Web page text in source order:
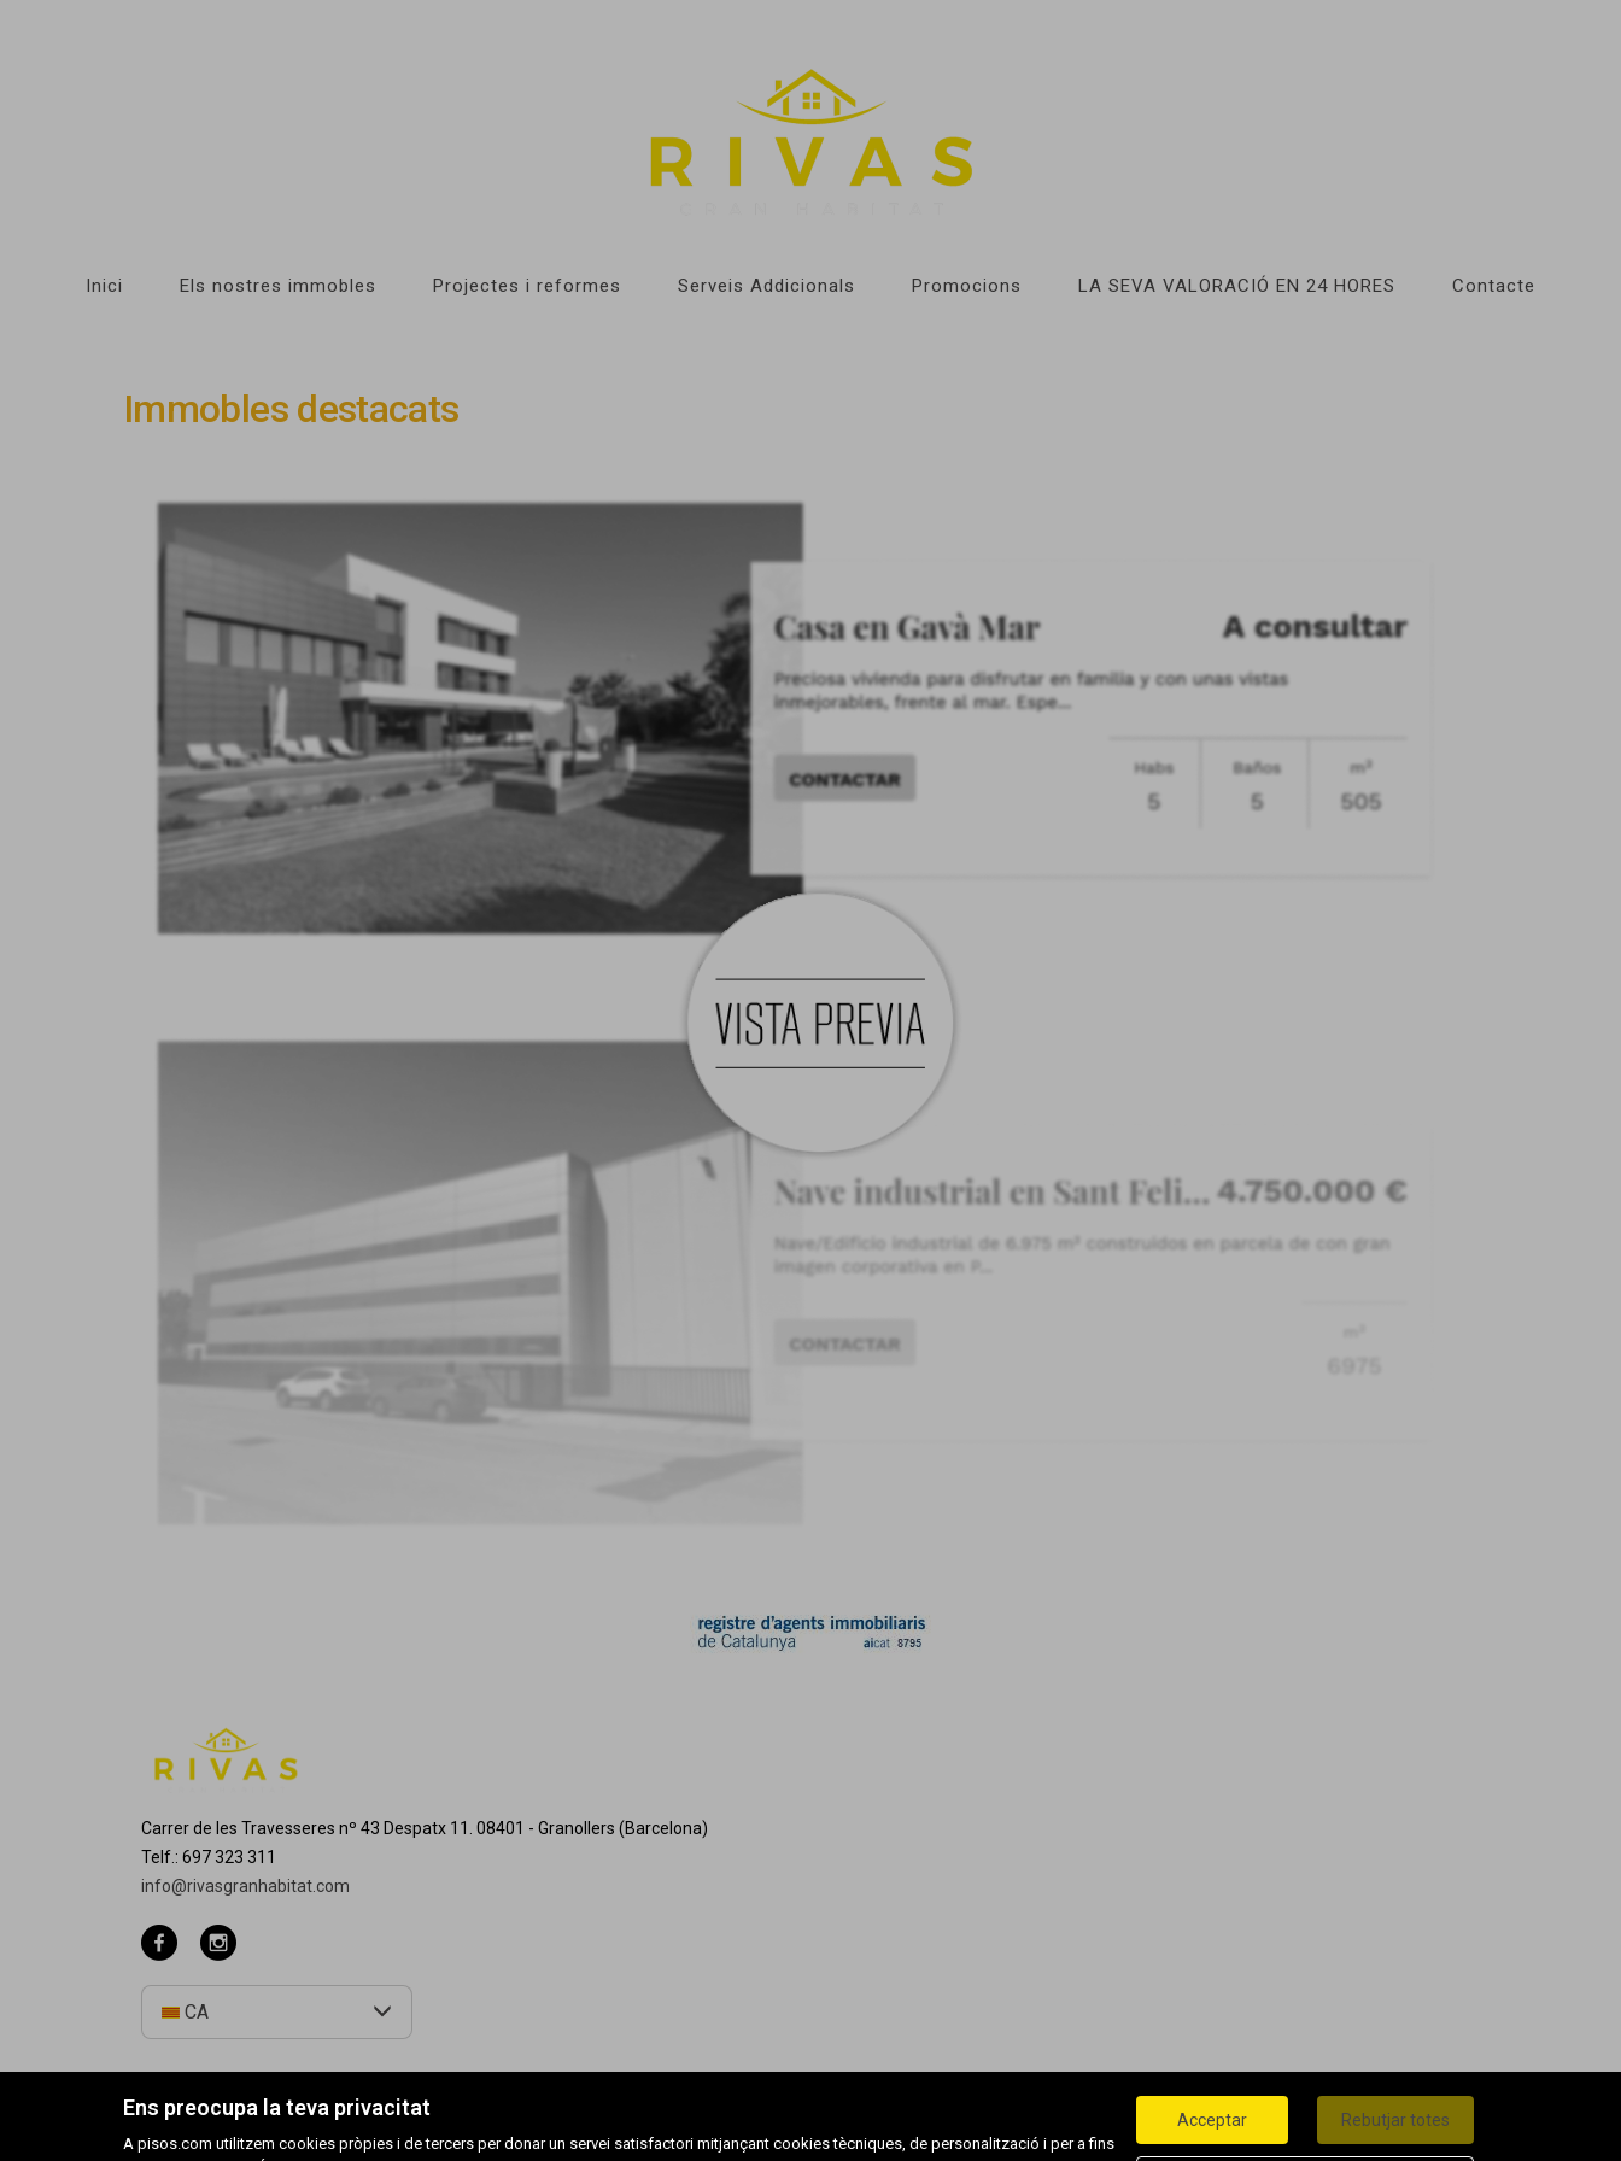
Ens preocupa la teva privacitat
A pisos.com utilitzem cookies pròpies i de tercers per donar un servei satisfactori mitjançant cookies tècniques, de personalització i per a fins
Acceptar Rebutjar totes
Inici Els nostres immobles Projectes i reformes Serveis Addicionals Promocions LA SEVA VALORACIÓ EN 24 HORES Contacte
Immobles destacats
Carrer de les Travesseres nº 43 Despatx 11. 08401 - Granollers (Barcelona)
Telf.: 697 323 311
info@rivasgranhabitat.com
CA